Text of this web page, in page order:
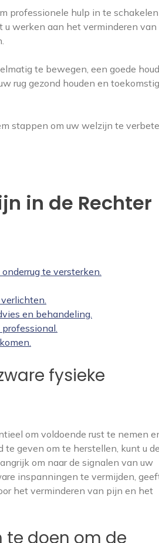
professionele hulp in te
u werken aan het verminderen van
te bewegen, een goede
rug gezond houden en
stappen om uw welzijn te
in de Rechter
te versterken.
en behandeling.
fysieke
om voldoende rust te nemen
geven om te herstellen, kunt u
om naar de signalen van uw
inspanningen te vermijden,
het verminderen van pijn en het
te doen om de